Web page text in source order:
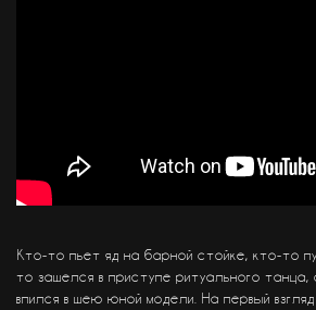
Кто-то пьет яд на барной стойке, кто-то
то зашелся в приступе ритуального танца,
впился в шею юной модели. На первый